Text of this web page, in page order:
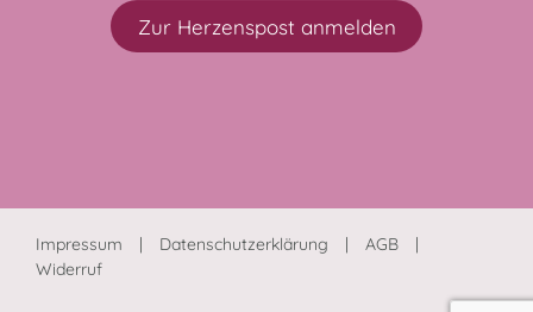
Impressum Datenschutzerklärung
AGB
Widerruf